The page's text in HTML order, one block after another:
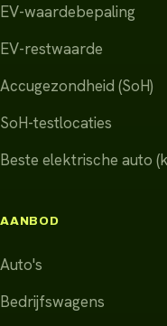
EV-waardebepaling
EV-restwaarde
Accugezondheid (SoH)
SoH-testlocaties
Beste elektrische auto
AANBOD
Auto's
Bedrijfswagens